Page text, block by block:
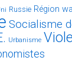
Russie Région
Socialisme
Urbanisme